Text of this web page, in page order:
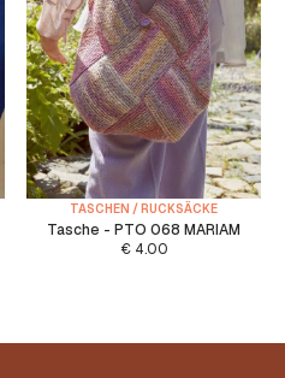
TASCHEN / RUCKSÄCKE
Tasche - PTO 068 MARIAM
€4.00